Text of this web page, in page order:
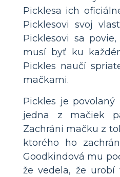
Picklesa ich
Picklesovi svoj
Picklesovi sa
musí byť ku
Pickles naučí
mačkami.
Pickles je
jedna z mačiek
Zachráni mačku z
ktorého ho
Goodkindová mu
že vedela, že urobí